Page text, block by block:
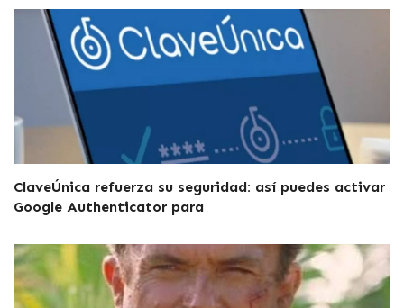
ClaveÚnica refuerza su seguridad: así puedes activar
Google Authenticator para